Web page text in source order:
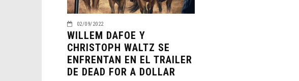
02/09/2022
WILLEM DAFOE Y
CHRISTOPH WALTZ SE
ENFRENTAN EN EL TRAILER
DE DEAD FOR A DOLLAR